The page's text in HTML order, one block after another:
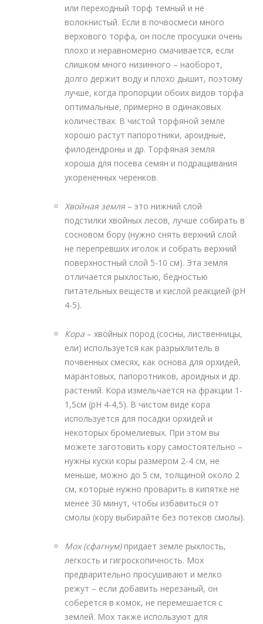
или переходный торф темный и не
волокнистый. Если в почвосмеси много
верхового торфа, он после просушки очень
плохо и неравномерно смачивается, если
слишком много низинного – наоборот,
долго держит воду и плохо дышит, поэтому
лучше, когда пропорции обоих видов торфа
оптимальные, примерно в одинаковых
количествах. В чистой торфяной земле
хорошо растут папоротники, ароидные,
филодендроны и др. Торфяная земля
хороша для посева семян и подращивания
укорененных черенков.
Хвойная земля – это нижний слой
подстилки хвойных лесов, лучше собирать в
сосновом бору (нужно снять верхний слой
не перепревших иголок и собрать верхний
поверхностный слой 5-10 см). Эта земля
отличается рыхлостью, бедностью
питательных веществ и кислой реакцией (рН
4-5).
Кора – хвойных пород (сосны, лиственницы,
ели) используется как разрыхлитель в
почвенных смесях, как основа для орхидей,
марантовых, папоротников, ароидных и др.
растений. Кора измельчается на фракции 1-
1,5см (рН 4-4,5). В чистом виде кора
используется для посадки орхидей и
некоторых бромелиевых. При этом вы
можете заготовить кору самостоятельно –
нужны куски коры размером 2-4 см, не
меньше, можно до 5 см, толщиной около 2
см, которые нужно проварить в кипятке не
менее 30 минут, чтобы избавиться от
смолы (кору выбирайте без потеков смолы).
Мох (сфагнум)придает земле рыхлость,
легкость и гигроскопичность. Мох
предварительно просушивают и мелко
режут – если добавить нерезаный, он
соберется в комок, не перемешается с
землей. Мох также используют для